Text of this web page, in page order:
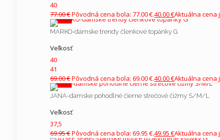
Meno* E-mail*
Current ye@r
40
77.00€Pôvodná cena bola: 77.00 €.40.00€Aktuálna cena
V zľave
MARKO-dámske trendy členkové topánky G
Veľkosť
40
41
69.00€Pôvodná cena bola: 69.00 €.40.00€Aktuálna cena
V zľave
JANA-dámske pohodlné čierne strečové čižmy S/M/L
Veľkosť
37,5
69.95€Pôvodná cena bola: 69.95 €.49.95€Aktuálna cena